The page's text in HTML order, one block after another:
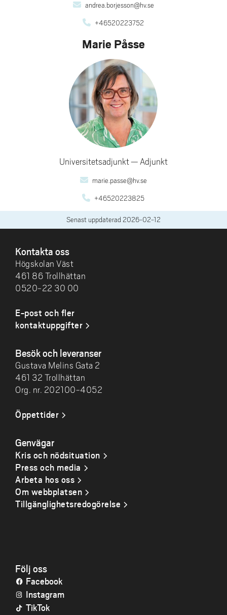
andrea.borjesson@hv.se
+46520223752
Marie Påsse
Universitetsadjunkt Adjunkt
marie.passe@hv.se
+46520223825
Senast uppdaterad 2026-02-12
Kontakta oss
Högskolan Väst
461 86 Trollhättan
0520-22 30 00
E-post och fler
kontaktuppgifter
Besök och leveranser
Gustava Melins Gata 2
461 32 Trollhättan
Org. nr. 202100-4052
Öppettider
Genvägar
Kris och nödsituation
Press och media
Arbeta hos oss
Om webbplatsen
Tillgänglighetsredogörelse
Följ oss
Facebook
Instagram
TikTok